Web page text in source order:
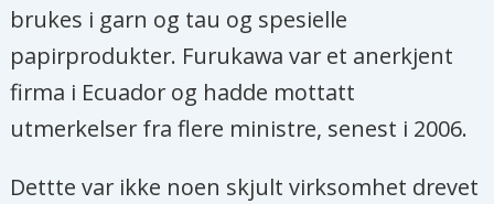
brukes i garn og tau og spesielle
papirprodukter. Furukawa var et anerkjent
firma i Ecuador og hadde mottatt
utmerkelser fra flere ministre, senest i 2006.
Dettte var ikke noen skjult virksomhet drevet